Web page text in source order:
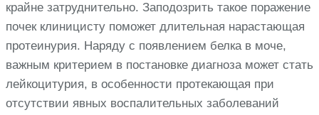
крайне затруднительно. Заподозрить такое поражение
почек клиницисту поможет длительная нарастающая
протеинурия. Наряду с появлением белка в моче,
важным критерием в постановке диагноза может стать
лейкоцитурия, в особенности протекающая при
отсутствии явных воспалительных заболеваний